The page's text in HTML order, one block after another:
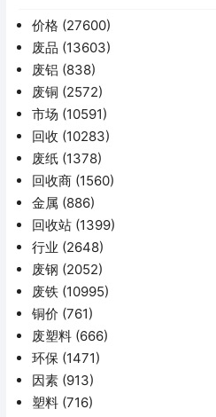
价格 (27600)
废品 (13603)
废铝 (838)
废铜 (2572)
市场 (10591)
回收 (10283)
废纸 (1378)
回收商 (1560)
金属 (886)
回收站 (1399)
行业 (2648)
废钢 (2052)
废铁 (10995)
铜价 (761)
废塑料 (666)
环保 (1471)
因素 (913)
塑料 (716)